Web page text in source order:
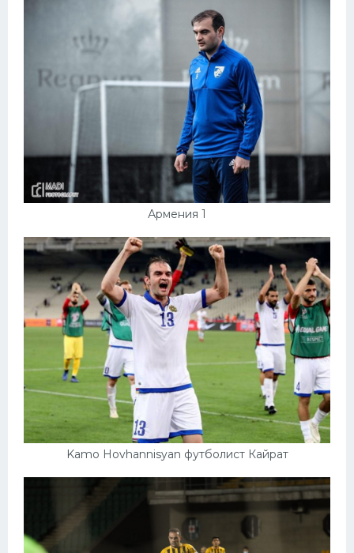
Армения 1
Kamo Hovhannisyan футболист Кайрат